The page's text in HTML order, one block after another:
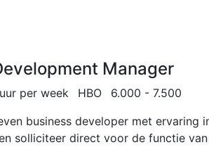
Manager
per week HBO
6.000 - 7.500
business developer met
solliciteer direct voor de functie